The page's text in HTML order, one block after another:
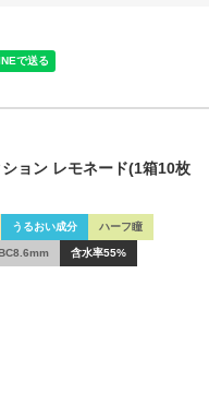
ョン レモネード(1箱10枚
うるおい成分 ハーフ瞳
含水率55%